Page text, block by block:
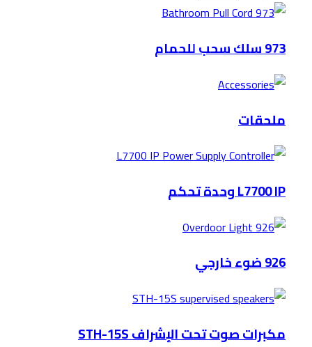
973 سلك سحب للحمام
ملحقات
L7700 IP وحدة تحكم
926 ضوء خارجي
مكبرات صوت تحت الإشراف STH-15S